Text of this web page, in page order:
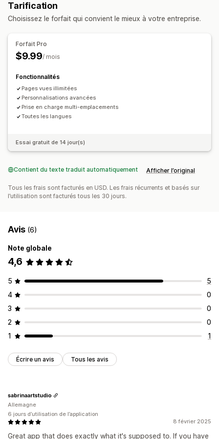
En rupture de stock
Analyses de données et génération de rapports
Tarification
Choisissez le forfait qui convient le mieux à votre entreprise.
Forfait Pro
$9.99/ mois
Fonctionnalités
Pages vues illimitées
Personnalisations avancées
Prise en charge multi-emplacements
Toutes les langues
Essai gratuit de 14 jour(s)
Contient du texte traduit automatiquement Afficher l’original
Tous les frais sont facturés en USD. Les frais récurrents et basés sur
l’utilisation sont facturés tous les 30 jours.
Avis (6)
Note globale
4,6
5
5
4
0
3
0
2
0
1
1
Écrire un avis Tous les avis
8 février 2025
Great app that does exactly what it's supposed to. If you have
sabrinaartstudio
Allemagne
6 jours d’utilisation de l’application